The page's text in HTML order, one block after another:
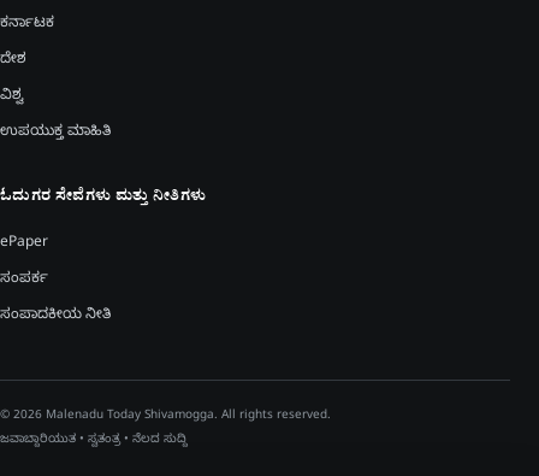
ಕರ್ನಾಟಕ
ದೇಶ
ವಿಶ್ವ
ಉಪಯುಕ್ತ ಮಾಹಿತಿ
ಓದುಗರ ಸೇವೆಗಳು ಮತ್ತು ನೀತಿಗಳು
ePaper
ಸಂಪರ್ಕ
ಸಂಪಾದಕೀಯ ನೀತಿ
© 2026 Malenadu Today Shivamogga. All rights reserved.
ಜವಾಬ್ದಾರಿಯುತ • ಸ್ವತಂತ್ರ • ನೆಲದ ಸುದ್ದಿ